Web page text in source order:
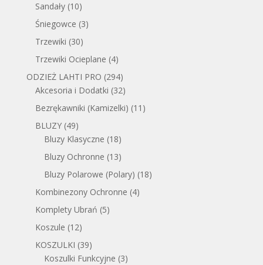
Sandały (10)
Śniegowce (3)
Trzewiki (30)
Trzewiki Ocieplane (4)
ODZIEŻ LAHTI PRO (294)
Akcesoria i Dodatki (32)
Bezrękawniki (Kamizelki) (11)
BLUZY (49)
Bluzy Klasyczne (18)
Bluzy Ochronne (13)
Bluzy Polarowe (Polary) (18)
Kombinezony Ochronne (4)
Komplety Ubrań (5)
Koszule (12)
KOSZULKI (39)
Koszulki Funkcyjne (3)